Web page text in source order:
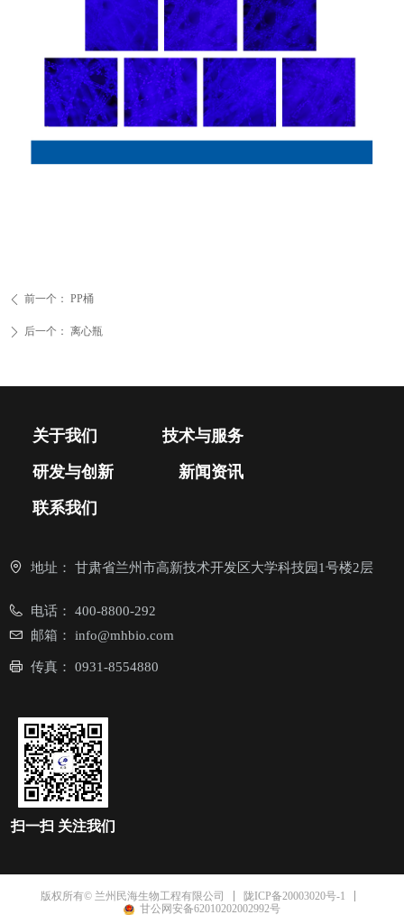
ꄴ 前一个： PP桶
ꄲ 后一个： 离心瓶
扫一扫 关注我们
关于我们
技术与服务
研发与创新
新闻资讯
联系我们
地址： 甘肃省兰州市高新技术开发区大学科技园1号楼2层
邮箱： info@mhbio.com
电话： 400-8800-292
传真： 0931-8554880
版权所有© 兰州民海生物工程有限公司
陇ICP备20003020号-1
甘公网安备62010202002992号